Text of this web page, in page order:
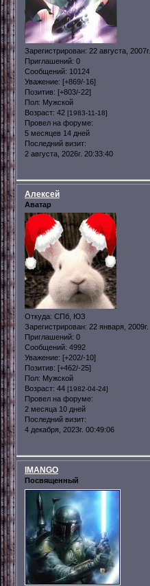
Зарегистрирован: 22 августа, 2007г.
Приглашений: 0
Сообщений: 10124
Уважение: [+869/-16]
Позитив: [+803/-22]
Пол: Мужской
Возраст: 42 [1983-11-18]
Провел на форуме:
5 месяцев 14 дней
Последний визит:
2 августа, 2026г. 20:33:40
Алексей
Аватар
Откуда: СПб, ЮЗ
Зарегистрирован: 22 января, 2009г.
Приглашений: 0
Сообщений: 4992
Уважение: [+202/-10]
Позитив: [+462/-25]
Пол: Мужской
Возраст: 44 [1982-04-24]
Провел на форуме:
2 месяца 10 дней
Последний визит:
4 декабря, 2023г. 00:49:06
IMANGO
Посвященный